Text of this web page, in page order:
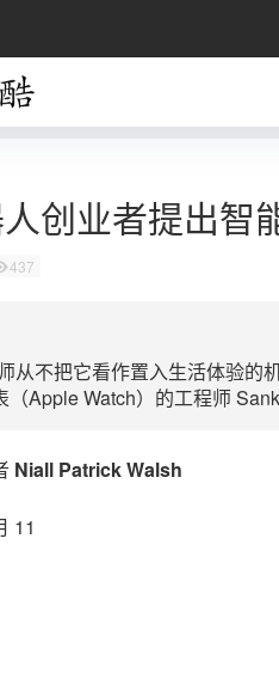
创业者提出智
437
从不把它看作置入生活体验
（Apple Watch）的工程师
Niall Patrick Walsh
11